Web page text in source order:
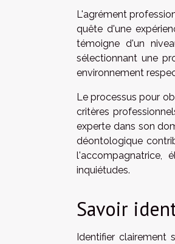
L'agrément
quête d'une
témoigne d'un
sélectionnant une
environnement
Le processus pour
critères
experte dans son
déontologique
l'accompagnatrice,
inquiétudes.
Savoir
Identifier clairement